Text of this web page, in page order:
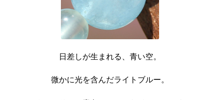
日差しが生まれる、青い空。
微かに光を含んだライトブルー。